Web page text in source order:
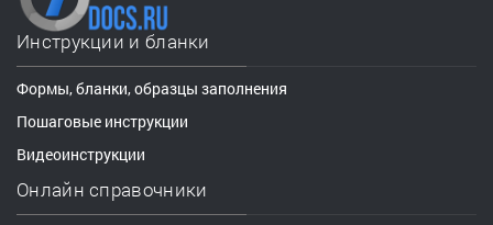
Инструкции и бланки
Формы, бланки, образцы заполнения
Пошаговые инструкции
Видеоинструкции
Онлайн справочники